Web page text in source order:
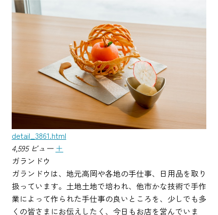
detail_3861.html
4,595 ビュー ＋
ガランドウ
ガランドウは、地元高岡や各地の手仕事、日用品を取り
扱っています。土地土地で培われ、他市かな技術で手作
業によって作られた手仕事の良いところを、少しでも多
くの皆さまにお伝えしたく、今日もお店を営んでいま